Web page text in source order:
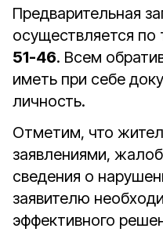
Предварительная
осуществляется по
51-46. Всем
иметь при себе
личность.
Отметим, что
заявлениями,
сведения о
заявителю
эффективного